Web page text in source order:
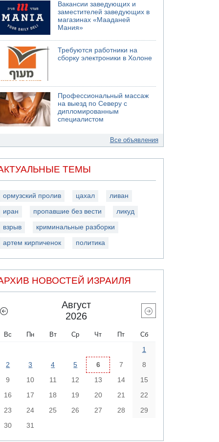
Вакансии заведующих и
заместителей заведующих в
магазинах «Мааданей
Мания»
Требуются работники на
сборку электроники в Холоне
Профессиональный массаж
на выезд по Северу с
дипломированным
специалистом
Все объявления
ТЕМЫ
ормузский пролив цахал ливан
иран пропавшие без вести ликуд
взрыв криминальные разборки
артем кирпиченок политика
НОВОСТЕЙ ИЗРАИЛЯ
Август
2026
Вс Пн Вт Ср Чт Пт Сб
1
2
3 4 5 6 7
8
9
10 11 12 13 14
15
16
17 18 19 20 21
22
23
24 25 26 27 28
29
30
31